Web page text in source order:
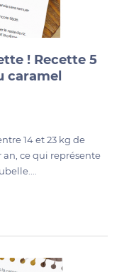
! Recette 5
caramel
14 et 23 kg de
ce qui représente